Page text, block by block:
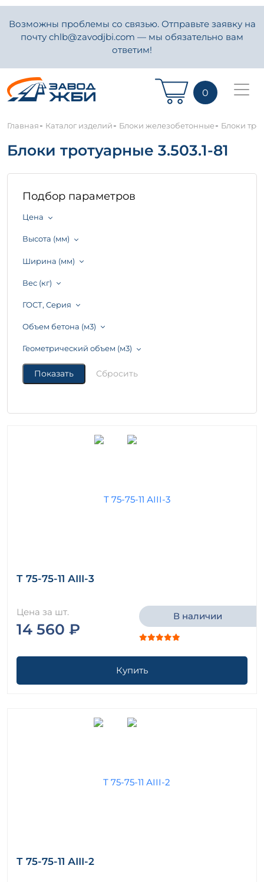
Возможны проблемы со связью. Отправьте заявку на
почту chlb@zavodjbi.com — мы обязательно вам
ответим!
0
Главная- Каталог изделий- Блоки железобетонные- Блоки
Блоки тротуарные 3.503.1-81
Подбор параметров
Цена
Высота (мм)
Ширина (мм)
Вес (кг)
ГОСТ, Серия
Объем бетона (м3)
Геометрический объем (м3)
Т 75-75-11 АIII-3
Цена за шт.
14 560 ₽
В наличии
Купить
Т 75-75-11 АIII-2